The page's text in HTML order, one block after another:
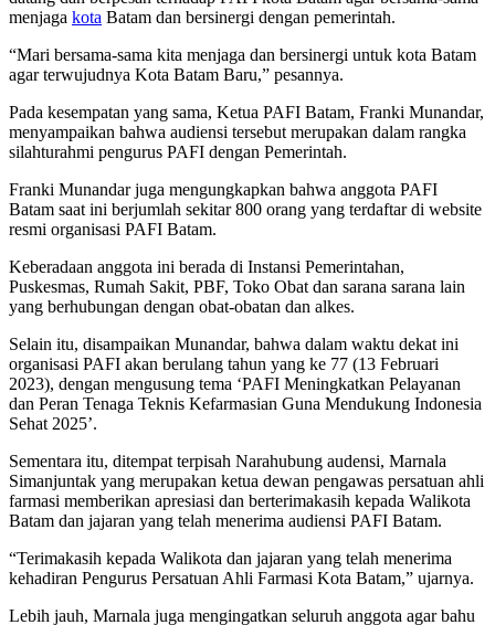
menjaga kota Batam dan bersinergi dengan pemerintah.
“Mari bersama-sama kita menjaga dan bersinergi untuk kota Batam
agar terwujudnya Kota Batam Baru,” pesannya.
Pada kesempatan yang sama, Ketua PAFI Batam, Franki Munandar,
menyampaikan bahwa audiensi tersebut merupakan dalam rangka
silahturahmi pengurus PAFI dengan Pemerintah.
Franki Munandar juga mengungkapkan bahwa anggota PAFI
Batam saat ini berjumlah sekitar 800 orang yang terdaftar di website
resmi organisasi PAFI Batam.
Keberadaan anggota ini berada di Instansi Pemerintahan,
Puskesmas, Rumah Sakit, PBF, Toko Obat dan sarana sarana lain
yang berhubungan dengan obat-obatan dan alkes.
Selain itu, disampaikan Munandar, bahwa dalam waktu dekat ini
organisasi PAFI akan berulang tahun yang ke 77 (13 Februari
2023), dengan mengusung tema ‘PAFI Meningkatkan Pelayanan
dan Peran Tenaga Teknis Kefarmasian Guna Mendukung Indonesia
Sehat 2025’.
Sementara itu, ditempat terpisah Narahubung audensi, Marnala
Simanjuntak yang merupakan ketua dewan pengawas persatuan ahli
farmasi memberikan apresiasi dan berterimakasih kepada Walikota
Batam dan jajaran yang telah menerima audiensi PAFI Batam.
“Terimakasih kepada Walikota dan jajaran yang telah menerima
kehadiran Pengurus Persatuan Ahli Farmasi Kota Batam,” ujarnya.
Lebih jauh, Marnala juga mengingatkan seluruh anggota agar bahu